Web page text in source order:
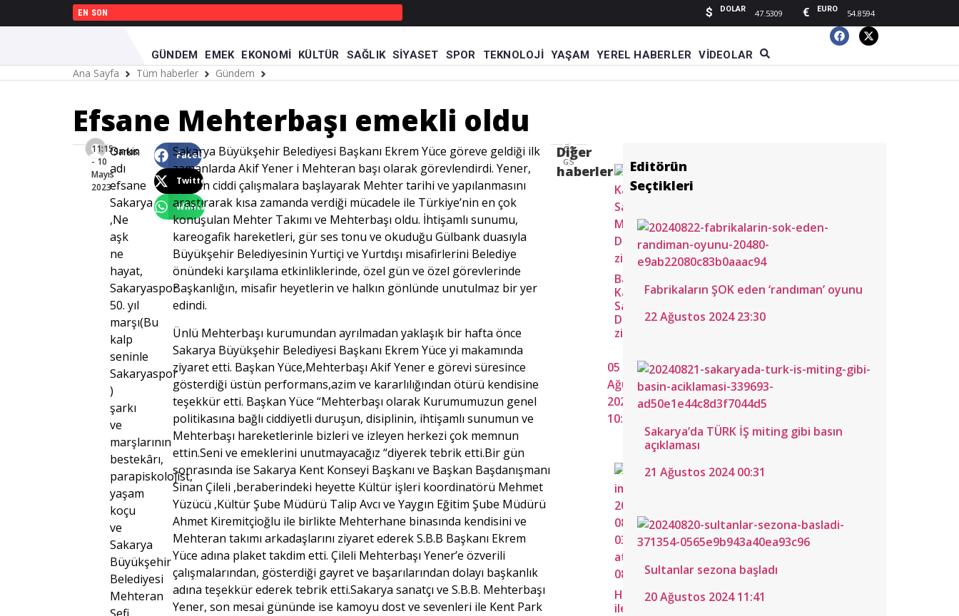
EN SON $ DOLAR 47.5309 € EURO 54.8594
GÜNDEM EMEK EKONOMI KÜLTÜR SAĞLIK SIYASET SPOR TEKNOLOJI YAŞAM YEREL HABERLER VIDEOLAR
Ana Sayfa Tüm haberler Gündem
Efsane Mehterbaşı emekli oldu
Sarkis
11:15
- 10
Mayıs
2023
Onun
adı
efsane
Sakarya
,Ne
aşk
ne
hayat,
Sakaryaspor
50. yıl
marşı(Bu
kalp
seninle
Sakaryaspor
)
şarkı
ve
marşlarının
bestekârı,
parapiskolojist,
yaşam
koçu
ve
Sakarya
Büyükşehir
Belediyesi
Mehteran
Facebook
Twitter
WhatsApp
Sakarya Büyükşehir Belediyesi Başkanı Ekrem Yüce göreve geldiği ilk
zamanlarda Akif Yener i Mehteran başı olarak görevlendirdi. Yener,
hemen ciddi çalışmalara başlayarak Mehter tarihi ve yapılanmasını
araştırarak kısa zamanda verdiği mücadele ile Türkiye’nin en çok
konuşulan Mehter Takımı ve Mehterbaşı oldu. İhtişamlı sunumu,
kareogafik hareketleri, gür ses tonu ve okuduğu Gülbank duasıyla
Büyükşehir Belediyesinin Yurtiçi ve Yurtdışı misafirlerini Belediye
önündeki karşılama etkinliklerinde, özel gün ve özel görevlerinde
Başkanlığın, misafir heyetlerin ve halkın gönlünde unutulmaz bir yer
edindi.
Ünlü Mehterbaşı kurumundan ayrılmadan yaklaşık bir hafta önce
Sakarya Büyükşehir Belediyesi Başkanı Ekrem Yüce yi makamında
ziyaret etti. Başkan Yüce,Mehterbaşı Akif Yener e görevi süresince
gösterdiği üstün performans,azim ve kararlılığından ötürü kendisine
teşekkür etti. Başkan Yüce “Mehterbaşı olarak Kurumumuzun genel
politikasına bağlı ciddiyetli duruşun, disiplinin, ihtişamlı sunumun ve
Mehterbaşı hareketlerinle bizleri ve izleyen herkezi çok memnun
ettin.Seni ve emeklerini unutmayacağız “diyerek tebrik etti.Bir gün
sonrasında ise Sakarya Kent Konseyi Başkanı ve Başkan Başdanışmanı
Sinan Çileli ,beraberindeki heyette Kültür işleri koordinatörü Mehmet
Yüzücü ,Kültür Şube Müdürü Talip Avcı ve Yaygın Eğitim Şube Müdürü
Ahmet Kiremitçioğlu ile birlikte Mehterhane binasında kendisini ve
Mehteran takımı arkadaşlarını ziyaret ederek S.B.B Başkanı Ekrem
Yüce adına plaket takdim etti. Çileli Mehterbaşı Yener’e özverili
çalışmalarından, gösterdiği gayret ve başarılarından dolayı başkanlık
adına teşekkür ederek tebrik etti.Sakarya sanatçı ve S.B.B. Mehterbaşı
Yener, son mesai gününde ise kamoyu dost ve sevenleri ile Kent Park
ÖNCEKI HABER
Gezi Mola Turizm ile Ege’nin Saklı Köylerini gezdiler
SONRAKI HABER
Sakarya Dünya Arı Gününe hazırlanıyor
Diğer
haberler
Başkan
Karakullukçu’dan
Sakarya Muşlular
Derneği’ne
ziyaret
05
Ağustos
2026
10:29
Havanur
ile
Editörün
Seçtikleri
Fabrikaların ŞOK eden ‘randıman’ oyunu
22 Ağustos 2024 23:30
Sakarya’da TÜRK İŞ miting gibi basın
açıklaması
21 Ağustos 2024 00:31
Sultanlar sezona başladı
20 Ağustos 2024 11:41